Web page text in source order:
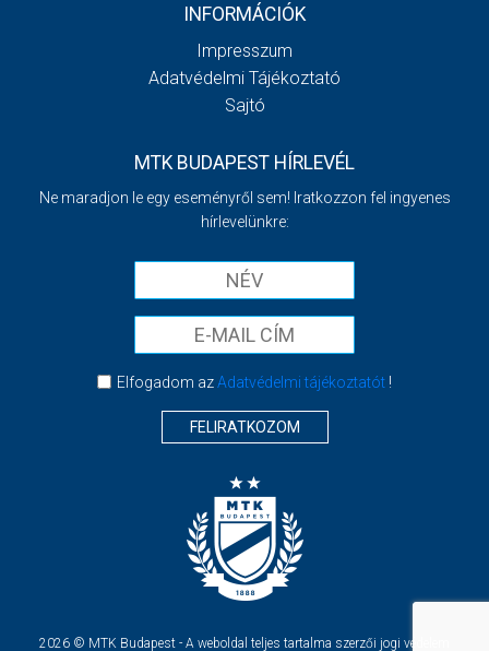
INFORMÁCIÓK
Impresszum
Adatvédelmi Tájékoztató
Sajtó
MTK BUDAPEST HÍRLEVÉL
Ne maradjon le egy eseményről sem! Iratkozzon fel ingyenes
hírlevelünkre:
Elfogadom azAdatvédelmi tájékoztatót!
FELIRATKOZOM
2026 © MTK Budapest - A weboldal teljes tartalma szerzői jogi védelem